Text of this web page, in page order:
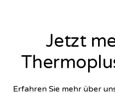
Jetzt
Erfahren Sie mehr über